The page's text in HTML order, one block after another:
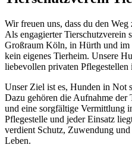
Wir freuen uns, dass du den Weg
Als engagierter Tierschutzverein
Großraum Köln, in Hürth und im
kein eigenes Tierheim. Unsere
liebevollen privaten Pflegestellen
Unser Ziel ist es, Hunden in Not
Dazu gehören die Aufnahme der
und eine sorgfältige Vermittlung
Pflegestelle und jeder Einsatz
verdient Schutz, Zuwendung
Leben.